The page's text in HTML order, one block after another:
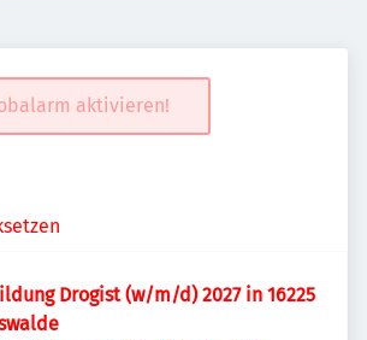
aktivieren!
Drogist (w/m/d) 2027 in 16225